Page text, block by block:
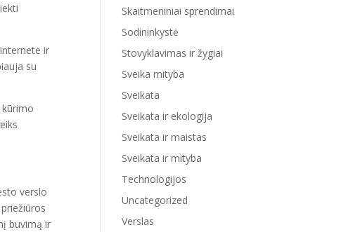
ir
su
verslo
buvimą ir
Skaitmeniniai sprendimai
Sodininkystė
Stovyklavimas ir žygiai
Sveika mityba
Sveikata
Sveikata ir ekologija
Sveikata ir maistas
Sveikata ir mityba
Technologijos
Uncategorized
Verslas